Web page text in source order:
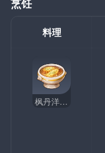
烹饪
料理
枫丹洋葱汤